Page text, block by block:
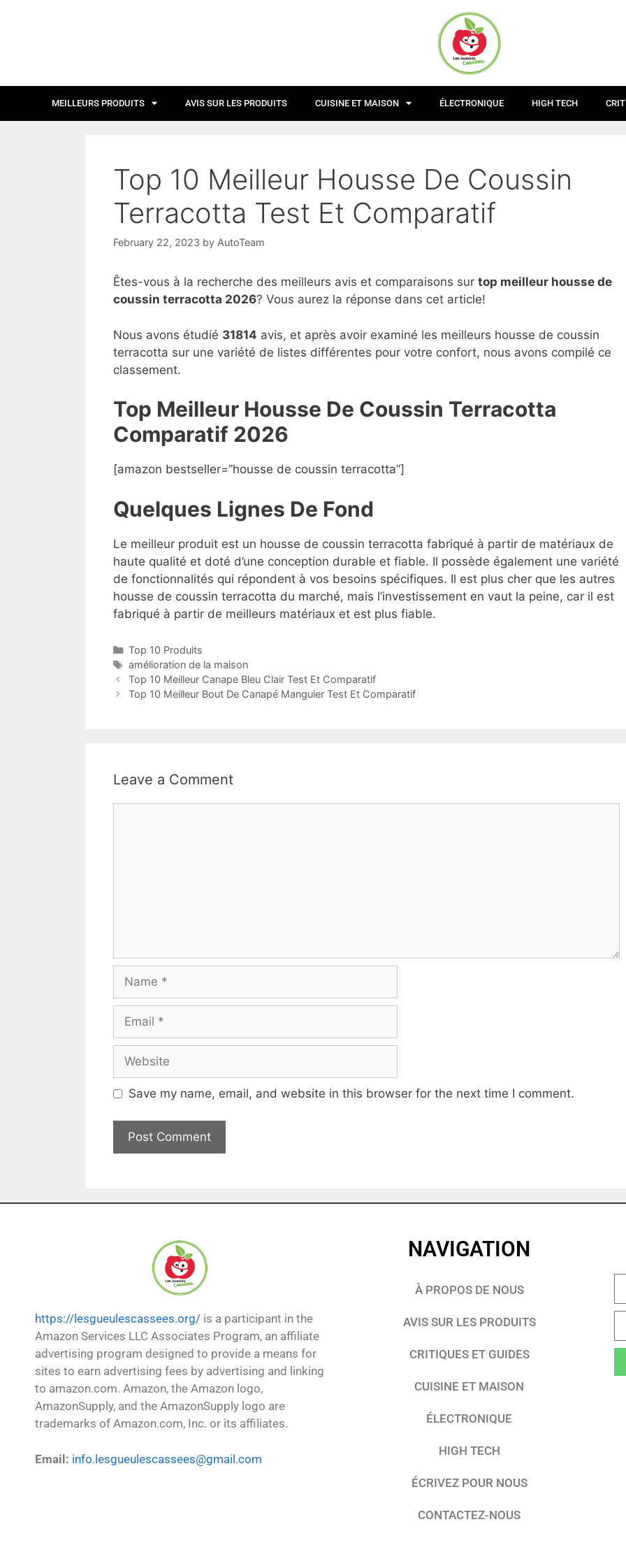
MEILLEURS PRODUITS AVIS SUR LES PRODUITS CUISINE ET MAISON ÉLECTRONIQUE HIGH TECH
Top 10 Meilleur Housse De Coussin
Terracotta Test Et Comparatif
February 22, 2023 by AutoTeam
Êtes-vous à la recherche des meilleurs avis et comparaisons sur top meilleur housse de
coussin terracotta 2026? Vous aurez la réponse dans cet article!
Nous avons étudié 31814 avis, et après avoir examiné les meilleurs housse de coussin
terracotta sur une variété de listes différentes pour votre confort, nous avons compilé ce
classement.
Top Meilleur Housse De Coussin Terracotta
Comparatif 2026
[amazon bestseller=”housse de coussin terracotta”]
Quelques Lignes De Fond
Le meilleur produit est un housse de coussin terracotta fabriqué à partir de matériaux de
haute qualité et doté d’une conception durable et fiable. Il possède également une variété
de fonctionnalités qui répondent à vos besoins spécifiques. Il est plus cher que les autres
housse de coussin terracotta du marché, mais l’investissement en vaut la peine, car il est
fabriqué à partir de meilleurs matériaux et est plus fiable.
Top 10 Produits
amélioration de la maison
Top 10 Meilleur Canape Bleu Clair Test Et Comparatif
Top 10 Meilleur Bout De Canapé Manguier Test Et Comparatif
Leave a Comment
Save my name, email, and website in this browser for the next time I comment.
https://lesgueulescassees.org/ is a participant in the
Amazon Services LLC Associates Program, an affiliate
advertising program designed to provide a means for
sites to earn advertising fees by advertising and linking
to amazon.com. Amazon, the Amazon logo,
AmazonSupply, and the AmazonSupply logo are
trademarks of Amazon.com, Inc. or its affiliates.
Email: info.lesgueulescassees@gmail.com
NAVIGATION
À PROPOS DE NOUS
AVIS SUR LES PRODUITS
CRITIQUES ET GUIDES
CUISINE ET MAISON
ÉLECTRONIQUE
HIGH TECH
ÉCRIVEZ POUR NOUS
CONTACTEZ-NOUS